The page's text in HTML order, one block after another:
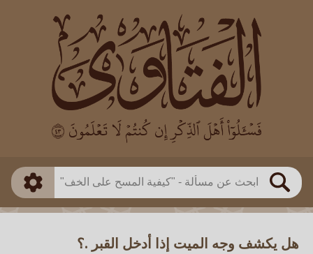
بحث
العالم
بن باز
بن العثيمين
اللجنة الدائمة
طريقة البحث
ذكي
هل يكشف وجه الميت إذا أدخل القبر .؟